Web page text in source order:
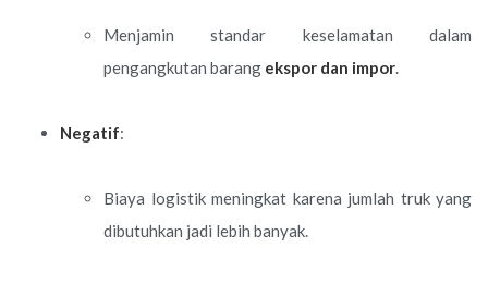
Menjamin standar keselamatan dalam
pengangkutan barang ekspor dan impor.
Negatif:
Biaya logistik meningkat karena jumlah truk yang
dibutuhkan jadi lebih banyak.